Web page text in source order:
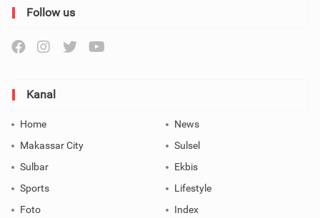
Follow us
Kanal
Home
News
Makassar City
Sulsel
Sulbar
Ekbis
Sports
Lifestyle
Foto
Index